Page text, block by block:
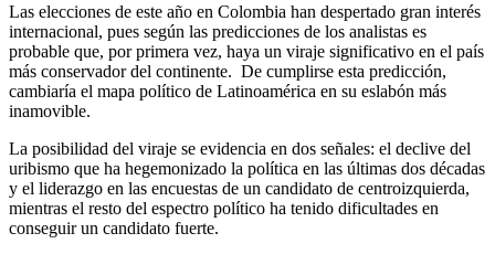
Las elecciones de este año en Colombia han despertado gran interés
internacional, pues según las predicciones de los analistas es
probable que, por primera vez, haya un viraje significativo en el país
más conservador del continente. De cumplirse esta predicción,
cambiaría el mapa político de Latinoamérica en su eslabón más
inamovible.
La posibilidad del viraje se evidencia en dos señales: el declive del
uribismo que ha hegemonizado la política en las últimas dos décadas
y el liderazgo en las encuestas de un candidato de centroizquierda,
mientras el resto del espectro político ha tenido dificultades en
conseguir un candidato fuerte.